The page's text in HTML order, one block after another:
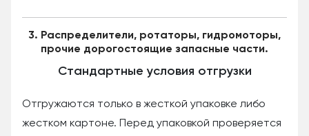
3. Распределители, ротаторы, гидромоторы,
прочие дорогостоящие запасные части.
Стандартные условия отгрузки
Отгружаются только в жесткой упаковке либо
жестком картоне. Перед упаковкой проверяется